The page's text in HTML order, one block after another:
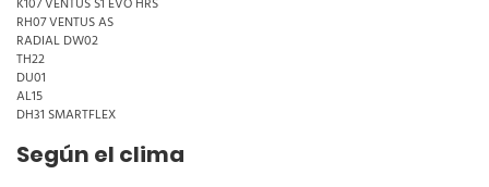
K107 VENTUS S1 EVO HRS
RH07 VENTUS AS
RADIAL DW02
TH22
DU01
AL15
DH31 SMARTFLEX
Según el clima